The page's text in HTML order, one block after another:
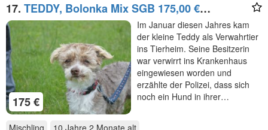
17. TEDDY, Bolonka Mix SGB 175,00 €
***Notfall/Paten gesucht***
175 €
Im Januar diesen Jahres kam
der kleine Teddy als Verwahrtier
ins Tierheim. Seine Besitzerin
war verwirrt ins Krankenhaus
eingewiesen worden und
erzählte der Polizei, dass sich
noch ein Hund in ihrer…
Mischling 10 Jahre 2 Monate alt